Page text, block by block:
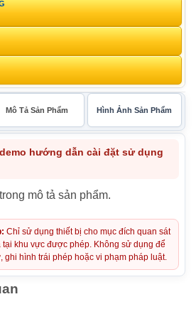
Mô Tả Sản Phẩm Hình Ảnh Sản Phẩm
hướng dẫn cài đặt sử dụng
mô tả sản phẩm.
Chỉ sử dụng thiết bị cho mục đích quan sát
tại khu vực được phép. Không sử dụng để
ghi hình trái phép hoặc vi phạm pháp luật.